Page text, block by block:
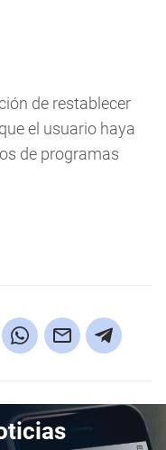
de restablecer
el usuario haya
de programas